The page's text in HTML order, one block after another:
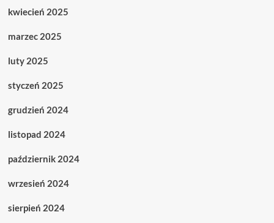
kwiecień 2025
marzec 2025
luty 2025
styczeń 2025
grudzień 2024
listopad 2024
październik 2024
wrzesień 2024
sierpień 2024